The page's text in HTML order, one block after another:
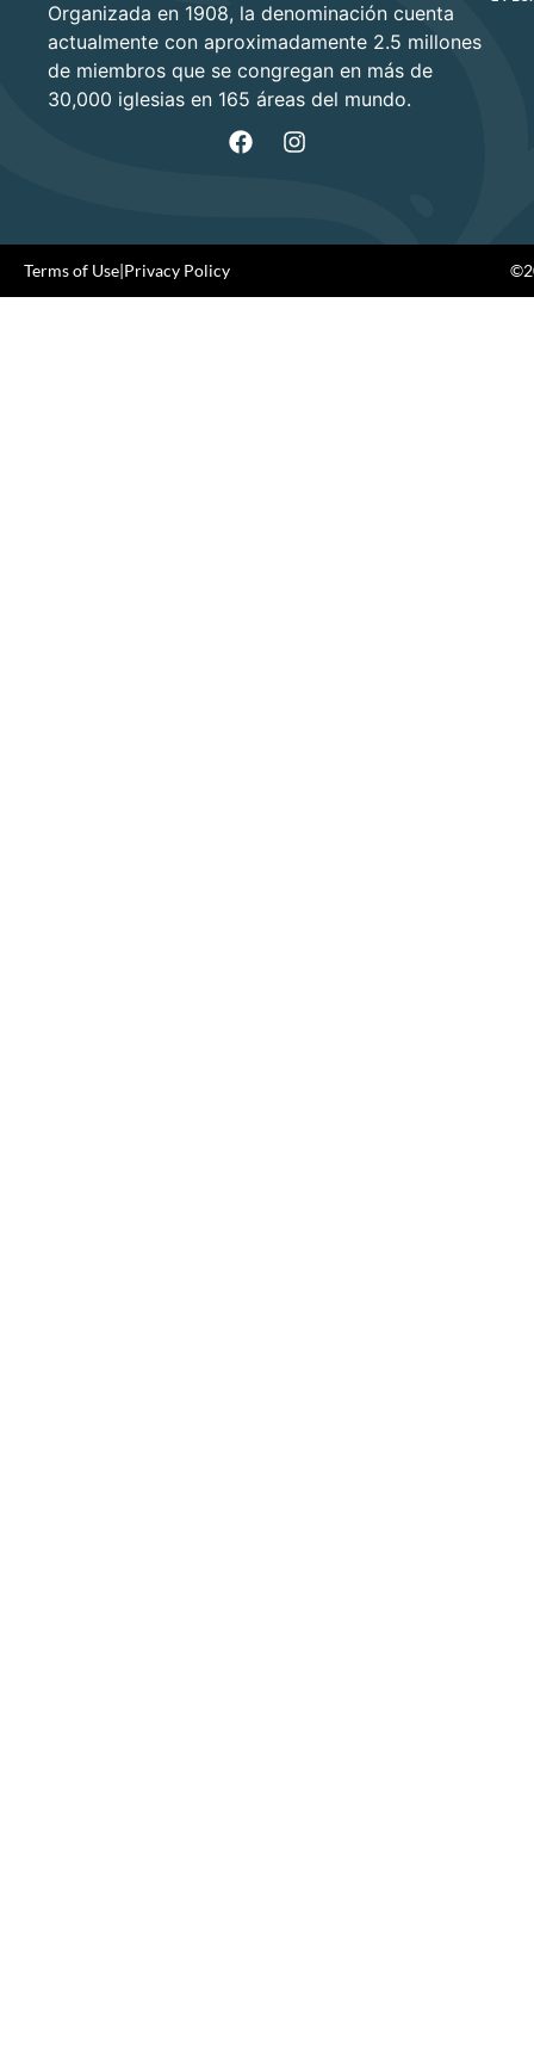
Organizada en 1908, la denominación cuenta
actualmente con aproximadamente 2.5 millones
de miembros que se congregan en más de
30,000 iglesias en 165 áreas del mundo.
Terms of Use|Privacy Policy